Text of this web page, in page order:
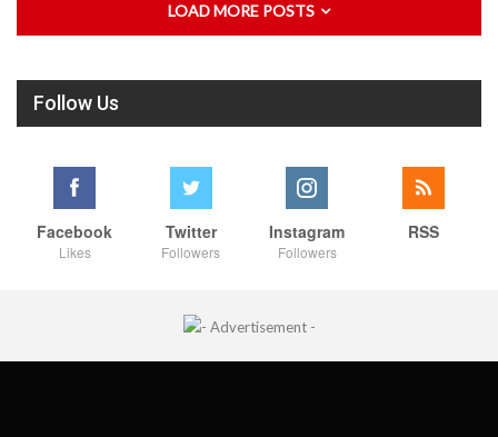
LOAD MORE POSTS
Follow Us
Facebook
Likes
Twitter
Followers
Instagram
Followers
RSS